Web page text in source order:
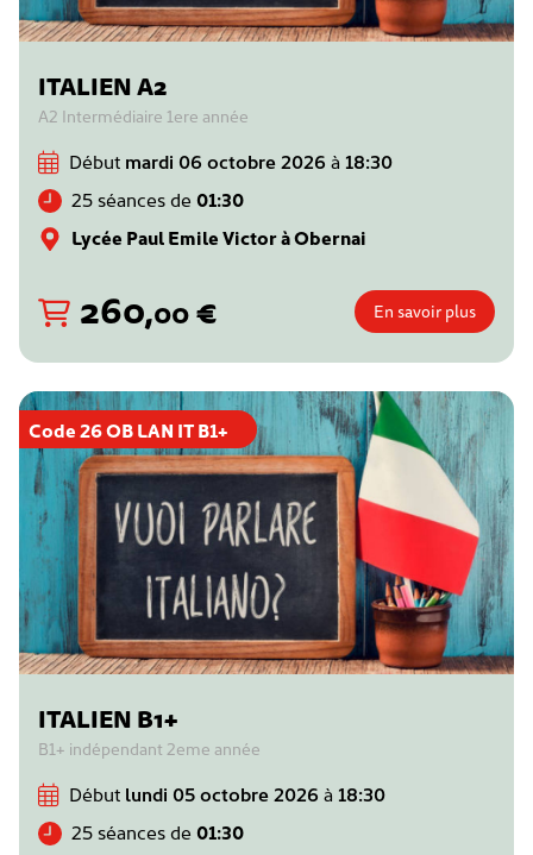
ITALIEN A2
A2 Intermédiaire 1ere année
Début mardi 06 octobre 2026 à 18:30
25 séances de 01:30
Lycée Paul Emile Victor à Obernai
260,00€ En savoir plus
Code 26 OB LAN IT B1+
ITALIEN B1+
B1+ indépendant 2eme année
Début lundi 05 octobre 2026 à 18:30
25 séances de 01:30